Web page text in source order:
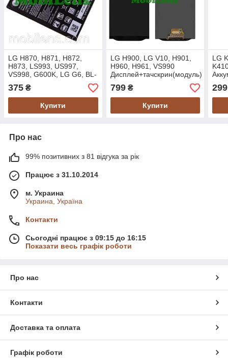
LG H870, H871, H872,
H873, LS993, US997,
VS998, G600K, LG G6, BL-
T32 Акумулятор Original
*PRC
375 ₴
Купити
LG H900, LG V10, H901,
H960, H961, VS990
Дисплей+тачскрин(модуль)
799₴
Купити
LG
299
Про нас
99% позитивних з 81 відгука за рік
Працює з 31.10.2014
м. Украина
Украина, Україна
Контакти
Сьогодні працює з 09:15 до 16:15
Показати весь графік роботи
Про нас
Контакти
Доставка та оплата
Графік роботи